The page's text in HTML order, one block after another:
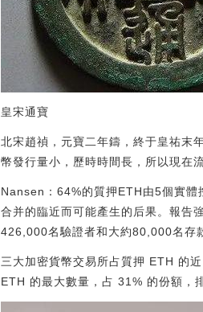
皇宋通寶
北宋趙禎，元寶二年鑄，終于皇祐末
幣發行量小，歷時時間長，所以現在
Nansen：64%的質押ETH由5個實
合并的臨近而可能產生的后果。報告
426,000名驗證者和大約80,000名存
三大加密貨幣交易所占質押 ETH 的
ETH 的最大數量，占 31% 的份額